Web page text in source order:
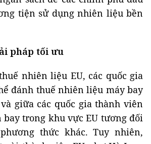
tiện sử dụng nhiên liệu bền
pháp tối ưu
nhiên liệu EU, các quốc gia
đánh thuế nhiên liệu máy bay
giữa các quốc gia thành viên
bay trong khu vực EU tương đối
thức khác. Tuy nhiên,